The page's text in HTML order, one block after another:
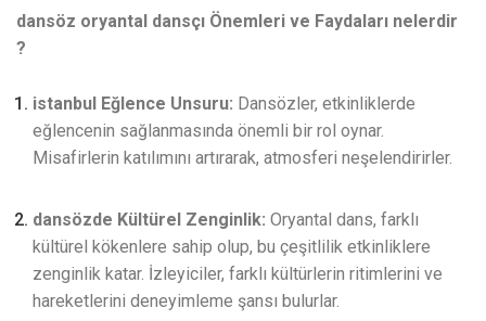
dansöz oryantal dansçı Önemleri ve Faydaları nelerdir
?
istanbul Eğlence Unsuru: Dansözler, etkinliklerde
eğlencenin sağlanmasında önemli bir rol oynar.
Misafirlerin katılımını artırarak, atmosferi neşelendirirler.
dansözde Kültürel Zenginlik: Oryantal dans, farklı
kültürel kökenlere sahip olup, bu çeşitlilik etkinliklere
zenginlik katar. İzleyiciler, farklı kültürlerin ritimlerini ve
hareketlerini deneyimleme şansı bulurlar.